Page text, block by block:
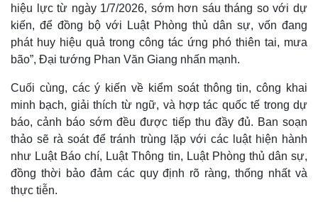
hiệu lực từ ngày 1/7/2026, sớm hơn sáu tháng so với dự
kiến, để đồng bộ với Luật Phòng thủ dân sự, vốn đang
phát huy hiệu quả trong công tác ứng phó thiên tai, mưa
bão”, Đại tướng Phan Văn Giang nhấn mạnh.
Cuối cùng, các ý kiến về kiểm soát thông tin, công khai
minh bạch, giải thích từ ngữ, và hợp tác quốc tế trong dự
báo, cảnh báo sớm đều được tiếp thu đầy đủ. Ban soạn
thảo sẽ rà soát để tránh trùng lặp với các luật hiện hành
như Luật Báo chí, Luật Thông tin, Luật Phòng thủ dân sự,
đồng thời bảo đảm các quy định rõ ràng, thống nhất và
thực tiễn.